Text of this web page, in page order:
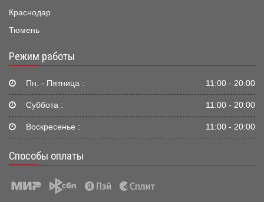
Краснодар
Тюмень
Режим работы
Пн. - Пятница : 11:00 - 20:00
Суббота : 11:00 - 20:00
Воскресенье : 11:00 - 20:00
Способы оплаты